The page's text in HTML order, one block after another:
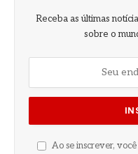
Receba as últimas
sobre o
Ao se inscrever,